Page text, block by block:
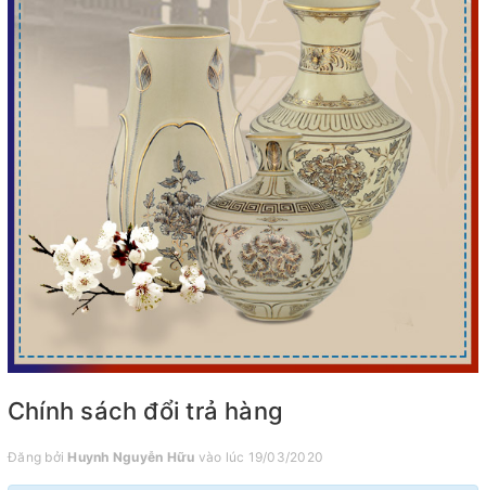
Chính sách đổi trả hàng
Đăng bởi Huynh Nguyễn Hữu vào lúc 19/03/2020